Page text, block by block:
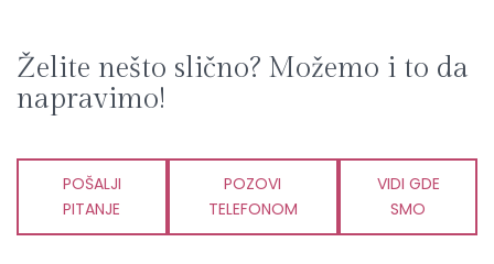
Želite nešto slično? Možemo i to da
napravimo!
POŠALJI
PITANJE
POZOVI
TELEFONOM
VIDI GDE
SMO